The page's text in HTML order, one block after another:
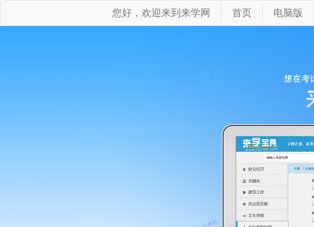
您好，欢迎来到来学网 首页 电脑版